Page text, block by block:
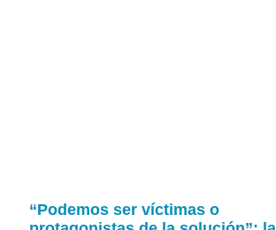
“Podemos ser víctimas o